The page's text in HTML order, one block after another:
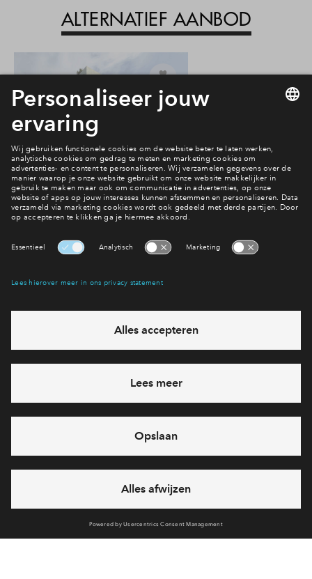
ALTERNATIEF AANBOD
#251
Vrij
4-kamer appartement #251
De Roomvleugel fase 1
Interesse? Meld je dan snel aan
Heb je een vraag en wil je direct antwoord? Bel ons op
6 dagen per week beschikbaar (behalve tijdens